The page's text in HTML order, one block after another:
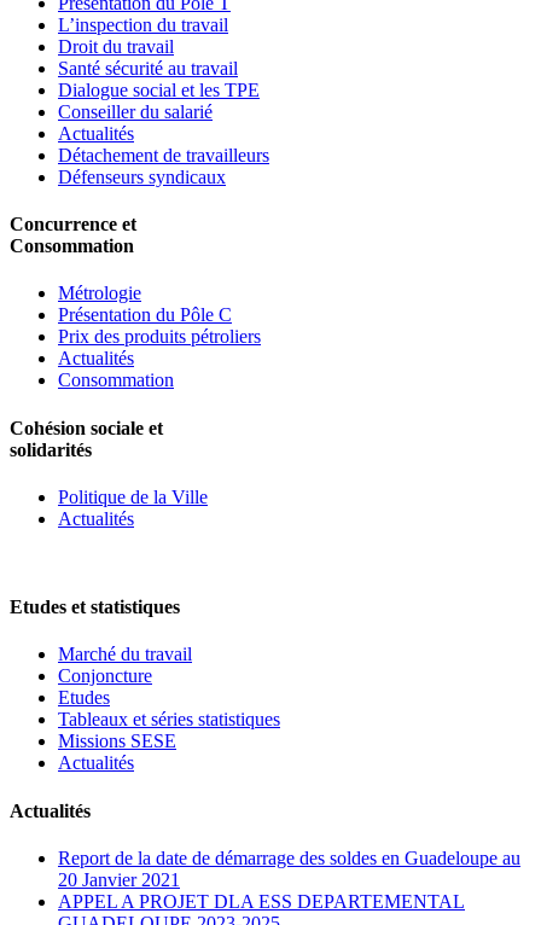
L’inspection du travail
Droit du travail
Santé sécurité au travail
Dialogue social et les TPE
Conseiller du salarié
Actualités
Détachement de travailleurs
Défenseurs syndicaux
Concurrence et
Consommation
Métrologie
Présentation du Pôle C
Prix des produits pétroliers
Actualités
Consommation
Cohésion sociale et
solidarités
Politique de la Ville
Actualités
Etudes et statistiques
Marché du travail
Conjoncture
Etudes
Tableaux et séries statistiques
Missions SESE
Actualités
Actualités
Report de la date de démarrage des soldes en Guadeloupe au
20 Janvier 2021
APPEL A PROJET DLA ESS DEPARTEMENTAL